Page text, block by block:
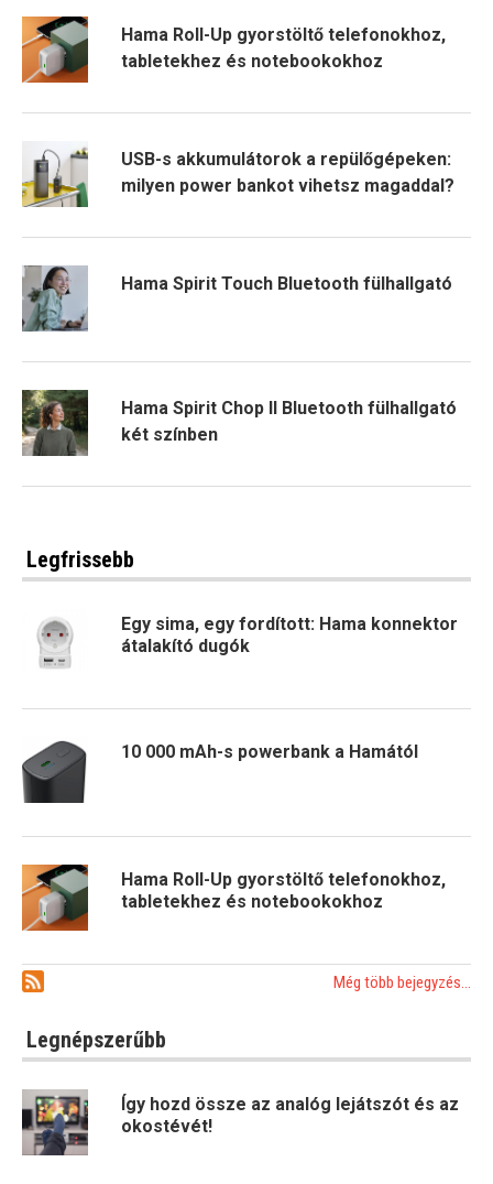
Hama Roll-Up gyorstöltő telefonokhoz,
tabletekhez és notebookokhoz
USB-s akkumulátorok a repülőgépeken:
milyen power bankot vihetsz magaddal?
Hama Spirit Touch Bluetooth fülhallgató
Hama Spirit Chop II Bluetooth fülhallgató
két színben
Legfrissebb
Egy sima, egy fordított: Hama konnektor
átalakító dugók
10 000 mAh-s powerbank a Hamától
Hama Roll-Up gyorstöltő telefonokhoz,
tabletekhez és notebookokhoz
Még több bejegyzés...
Legnépszerűbb
Így hozd össze az analóg lejátszót és az
okostévét!